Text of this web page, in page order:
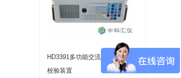
HD3391多功能交流采样变送器
校验装置